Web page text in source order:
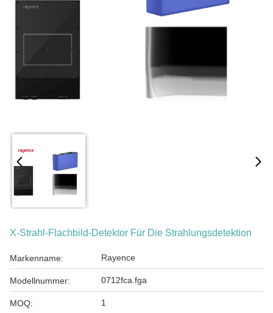
X-Strahl-Flachbild-Detektor Für Die Strahlungsdetektion
Markenname: Rayence
Modellnummer: 0712fca.fga
MOQ: 1